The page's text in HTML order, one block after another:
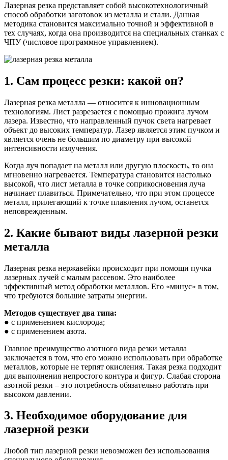
Лазерная резка представляет собой высокотехнологичный
способ обработки заготовок из металла и стали. Данная
методика становится максимально точной и эффективной в
тех случаях, когда она производится на специальных станках с
ЧПУ (числовое программное управлением).
1. Сам процесс резки: какой он?
Лазерная резка металла — относится к инновационным
технологиям. Лист разрезается с помощью прожига лучом
лазера. Известно, что направленный пучок света нагревает
объект до высоких температур. Лазер является этим пучком и
является очень не большим по диаметру при высокой
интенсивности излучения.
Когда луч попадает на металл или другую плоскость, то она
мгновенно нагревается. Температура становится настолько
высокой, что лист металла в точке соприкосновения луча
начинает плавиться. Примечательно, что при этом процессе
металл, прилегающий к точке плавления лучом, останется
неповрежденным.
2. Какие бывают виды лазерной резки
металла
Лазерная резка нержавейки происходит при помощи пучка
лазерных лучей с малым рассевом. Это наиболее
эффективный метод обработки металлов. Его «минус» в том,
что требуются большие затраты энергии.
Методов существует два типа:
● с применением кислорода;
● с применением азота.
Главное преимущество азотного вида резки металла
заключается в том, что его можно использовать при обработке
металлов, которые не терпят окисления. Такая резка подходит
для выполнения непростого контура и фигур. Слабая сторона
азотной резки – это потребность обязательно работать при
высоком давлении.
3. Необходимое оборудование для
лазерной резки
Любой тип лазерной резки невозможен без использования